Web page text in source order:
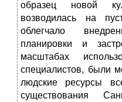
образец новой
возводилась на
облегчало
планировки и
масштабах
специалистов, были
людские ресурсы
существования